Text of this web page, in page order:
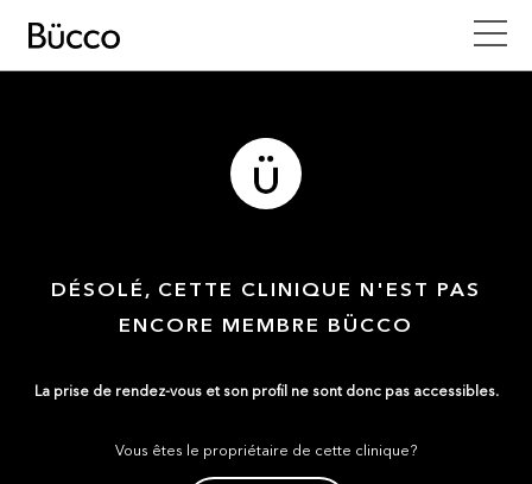
DÉSOLÉ, CETTE CLINIQUE N'EST PAS
ENCORE MEMBRE BÜCCO
La prise de rendez-vous et son profil ne sont donc pas accessibles.
Vous êtes le propriétaire de cette clinique?